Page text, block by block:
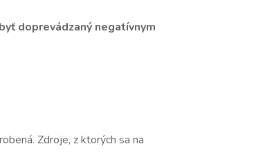
doprevádzaný negatívnym
Zdroje, z ktorých sa na